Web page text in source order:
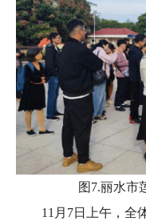
图7.丽水市
11月7日上午，全